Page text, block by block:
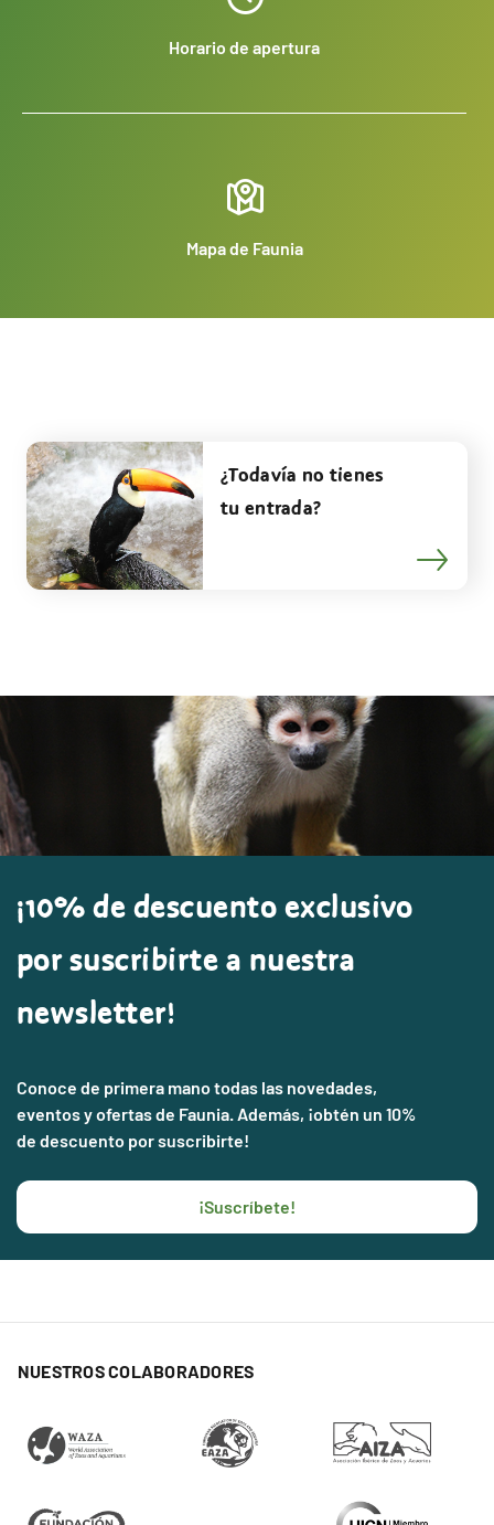
Horario de apertura
Mapa de Faunia
¿Todavía no tienes
tu entrada?
¡10% de descuento exclusivo
por suscribirte a nuestra
newsletter!
Conoce de primera mano todas las novedades,
eventos y ofertas de Faunia. Además, ¡obtén un 10%
de descuento por suscribirte!
¡Suscríbete!
NUESTROS COLABORADORES